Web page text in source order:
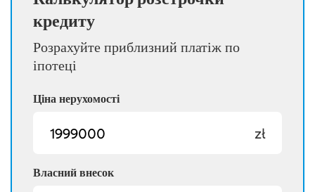
кредиту
Розрахуйте приблизний платіж по
іпотеці
Ціна нерухомості
zł
Власний внесок